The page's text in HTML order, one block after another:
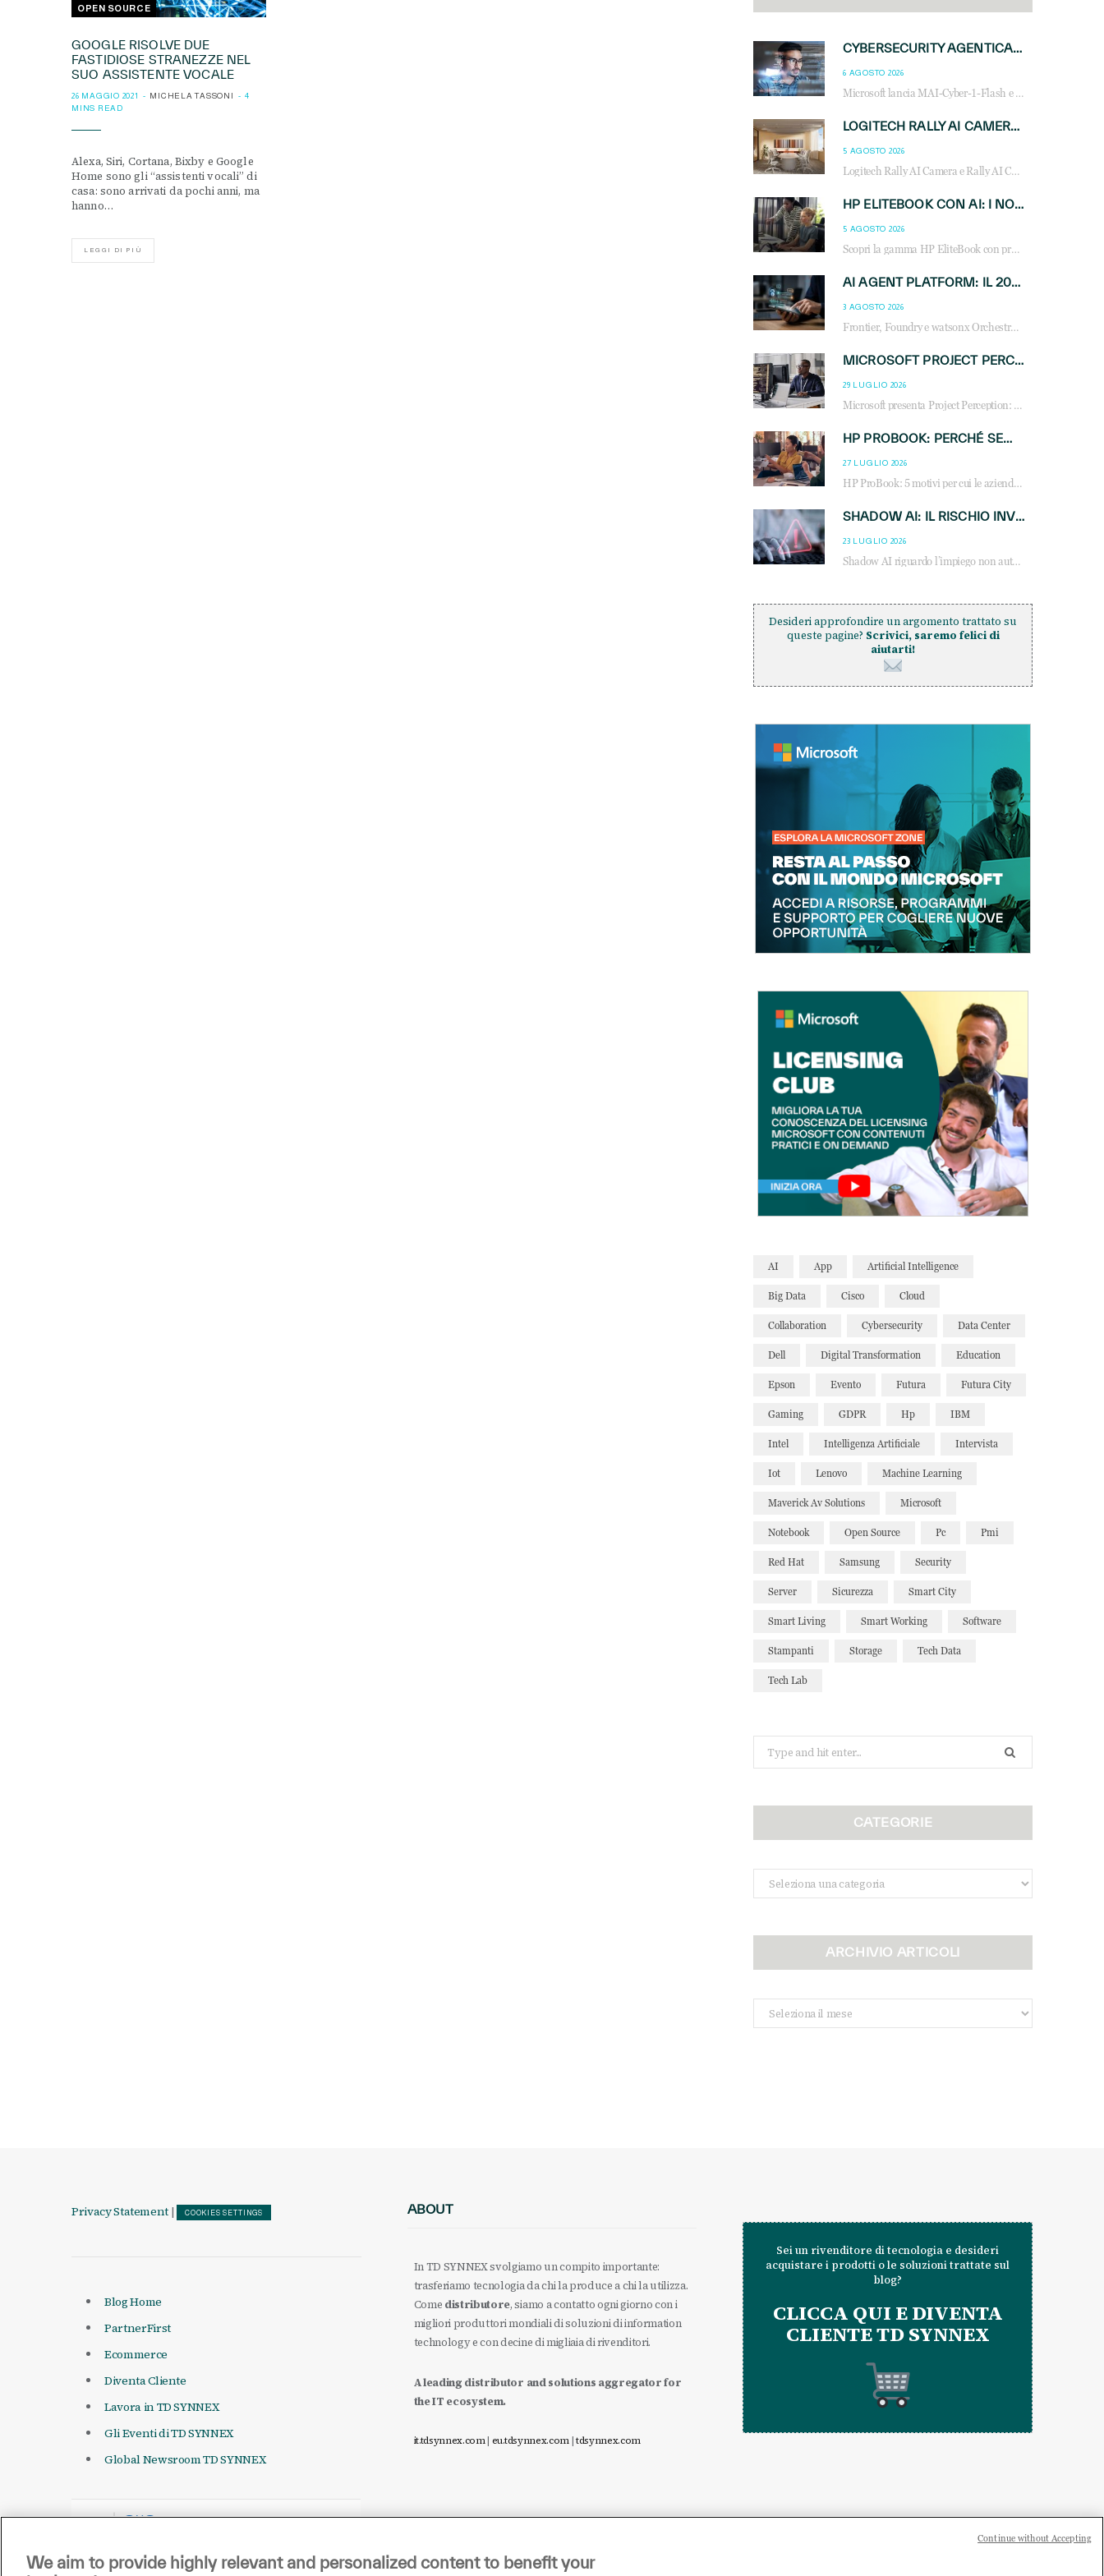
OPEN SOURCE
GOOGLE RISOLVE DUE
FASTIDIOSE STRANEZZE NEL
SUO ASSISTENTE VOCALE
26 MAGGIO 2021 MICHELA TASSONI
4
MINS READ
Alexa, Siri, Cortana, Bixby e Google
Home sono gli “assistenti vocali” di
casa: sono arrivati da pochi anni, ma
hanno…
LEGGI DI PIÙ
CYBERSECURITY AGENTICA: CON PERCEPTION E MAI-CYBER-1-FLASH MICROSOFT APRE NUOVI SERVIZI PER IL CANALE
6 AGOSTO 2026
Microsoft lancia MAI-Cyber-1-Flash e Perception: cybersecurity agentica in preview dal 3 novembre. Cosa cambia per MSP, system integrator e reseller.
LOGITECH RALLY AI CAMERA: L’INTELLIGENZA ARTIFICIALE ENTRA NELLE SALE RIUNIONI DI NUOVA GENERAZIONE
5 AGOSTO 2026
Logitech Rally AI Camera e Rally AI Camera Pro trasformano gli spazi di collaborazione con AI, inquadratura intelligente, multi-camera e gestione avanzata dei meeting ibridi.
HP ELITEBOOK CON AI: I NOTEBOOK BUSINESS INTELLIGENTI CHE TRASFORMANO PRODUTTIVITÀ, SICUREZZA E LAVORO IBRIDO
5 AGOSTO 2026
Scopri la gamma HP EliteBook con processori Intel® Core™ Ultra e AMD Ryzen™ AI. Notebook business progettati per aumentare la produttività, migliorare la collaborazione e garantire sicurezza avanzata in ufficio e in mobilità.
AI AGENT PLATFORM: IL 2026 È L’ANNO DEL «SISTEMA OPERATIVO» PER GLI AGENTI AZIENDALI
3 AGOSTO 2026
Frontier, Foundry e watsonx Orchestrate: la guerra delle piattaforme AI agent ridisegna il mercato IT. Cosa cambia per reseller, MSP e system integrator.
MICROSOFT PROJECT PERCEPTION: COME GLI AGENTI AI CAMBIERANNO SOC, CYBERSECURITY E SERVIZI MSP
29 LUGLIO 2026
Microsoft presenta Project Perception: scopri come gli agenti AI possono trasformare cybersecurity, SOC e servizi gestiti degli MSP.
HP PROBOOK: PERCHÉ SEMPRE PIÙ AZIENDE SCELGONO NOTEBOOK PROGETTATI PER IL LAVORO MODERNO
27 LUGLIO 2026
HP ProBook: 5 motivi per cui le aziende scelgono i notebook business HP per migliorare produttività, sicurezza e gestione dell’AI.
SHADOW AI: IL RISCHIO INVISIBILE CHE LE AZIENDE POSSONO GOVERNARE
23 LUGLIO 2026
Shadow AI riguardo l’impiego non autorizzato di sistemi AI all’interno dell’azienda. E’ una pratica che si diffonde a partire dai dipendenti fino ai dirigenti e mette a repentaglio la cybersecurity, con costi più elevati per le organizzazioni. Due recenti report illustrano il fenomeno e forniscono dati in merito
Desideri approfondire un argomento trattato su
queste pagine? Scrivici, saremo felici di
aiutarti!
AI App Artificial Intelligence
Big Data Cisco Cloud
Collaboration Cybersecurity Data Center
Dell Digital Transformation Education
Epson Evento Futura Futura City
Gaming GDPR Hp IBM
Intel Intelligenza Artificiale Intervista
Iot Lenovo Machine Learning
Maverick Av Solutions Microsoft
Notebook Open Source Pc Pmi
Red Hat Samsung Security
Server Sicurezza Smart City
Smart Living Smart Working Software
Stampanti Storage Tech Data
Tech Lab
for:
CATEGORIE
Categorie
ARCHIVIO ARTICOLI
Archivio
Articoli
Privacy Statement | COOKIES SETTINGS
Blog Home
PartnerFirst
Ecommerce
Diventa Cliente
Lavora in TD SYNNEX
Gli Eventi di TD SYNNEX
Global Newsroom TD SYNNEX
ABOUT
In TD SYNNEX svolgiamo un compito importante:
trasferiamo tecnologia da chi la produce a chi la utilizza.
Come distributore, siamo a contatto ogni giorno con i
migliori produttori mondiali di soluzioni di information
technology e con decine di migliaia di rivenditori.
A leading distributor and solutions aggregator for
the IT ecosystem.
it.tdsynnex.com| eu.tdsynnex.com|tdsynnex.com
Sei un rivenditore di tecnologia e desideri
acquistare i prodotti o le soluzioni trattate sul
blog?
CLICCA QUI E DIVENTA
CLIENTE TD SYNNEX
We aim to provide highly relevant and personalized content to benefit your
Continue without Accepting